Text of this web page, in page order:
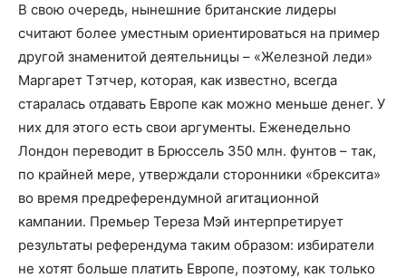
В свою очередь, нынешние британские лидеры
считают более уместным ориентироваться на пример
другой знаменитой деятельницы – «Железной леди»
Маргарет Тэтчер, которая, как известно, всегда
старалась отдавать Европе как можно меньше денег. У
них для этого есть свои аргументы. Еженедельно
Лондон переводит в Брюссель 350 млн. фунтов – так,
по крайней мере, утверждали сторонники «брексита»
во время предреферендумной агитационной
кампании. Премьер Тереза Мэй интерпретирует
результаты референдума таким образом: избиратели
не хотят больше платить Европе, поэтому, как только